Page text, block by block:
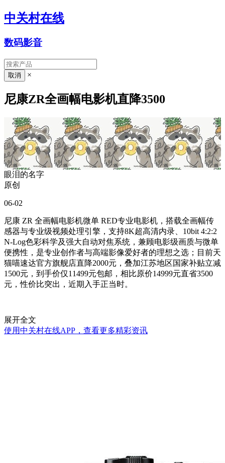
中关村在线
数码影音
×
尼康ZR全画幅电影机直降3500
眼泪的名字
原创
06-02
尼康 ZR 全画幅电影机微单 RED专业电影机，搭载全画幅传
感器与专业级视频处理引擎，支持8K超高清内录、10bit 4:2:2
N-Log色彩科学及强大自动对焦系统，兼顾电影级画质与微单
便携性，是专业创作者与高端影像爱好者的理想之选；目前天
猫喵速达官方旗舰店直降2000元，叠加江苏地区国家补贴立减
1500元，到手价仅11499元包邮，相比原价14999元直省3500
元，性价比突出，近期入手正当时。
展开全文
使用中关村在线APP，查看更多精彩资讯